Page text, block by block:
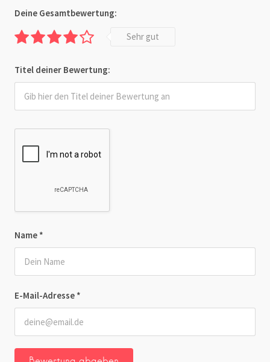
Name *
E-Mail-Adresse *
Deine Gesamtbewertung:
Sehr gut
Titel deiner Bewertung: